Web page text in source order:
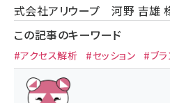
式会社アリウープ 河野 吉雄
この記事のキーワード
#アクセス解析 #セッション #ブラ